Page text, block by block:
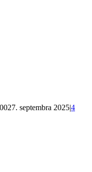
27. septembra 2025|4